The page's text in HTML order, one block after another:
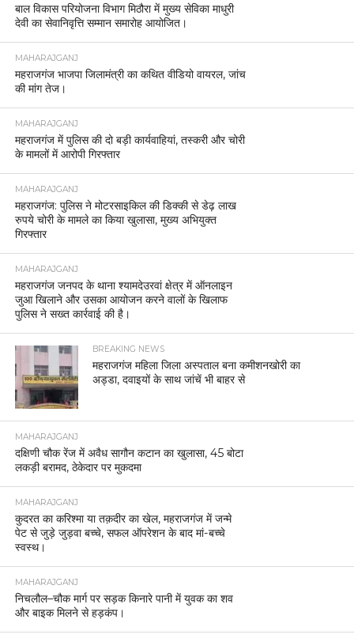
बाल विकास परियोजना विभाग मिठौरा में मुख्य सेविका माधुरी
देवी का सेवानिवृत्ति सम्मान समारोह आयोजित।
MAHARAJGANJ
महराजगंज भाजपा जिलामंत्री का कथित वीडियो वायरल, जांच
की मांग तेज।
MAHARAJGANJ
महराजगंज में पुलिस की दो बड़ी कार्यवाहियां, तस्करी और चोरी
के मामलों में आरोपी गिरफ्तार
MAHARAJGANJ
महराजगंज: पुलिस ने मोटरसाइकिल की डिक्की से डेढ़ लाख
रुपये चोरी के मामले का किया खुलासा, मुख्य अभियुक्त
गिरफ्तार
MAHARAJGANJ
महराजगंज जनपद के थाना श्यामदेउरवां क्षेत्र में ऑनलाइन
जुआ खिलाने और उसका आयोजन करने वालों के खिलाफ
पुलिस ने सख्त कार्रवाई की है।
BREAKING NEWS
महराजगंज महिला जिला अस्पताल बना कमीशनखोरी का
अड्डा, दवाइयों के साथ जांचें भी बाहर से
MAHARAJGANJ
दक्षिणी चौक रेंज में अवैध सागौन कटान का खुलासा, 45 बोटा
लकड़ी बरामद, ठेकेदार पर मुकदमा
MAHARAJGANJ
कुदरत का करिश्मा या तक़दीर का खेल, महराजगंज में जन्मे
पेट से जुड़े जुड़वा बच्चे, सफल ऑपरेशन के बाद मां-बच्चे
स्वस्थ।
MAHARAJGANJ
निचलौल–चौक मार्ग पर सड़क किनारे पानी में युवक का शव
और बाइक मिलने से हड़कंप।